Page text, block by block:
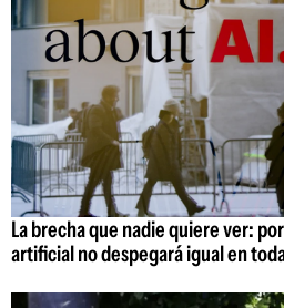
La brecha que nadie quiere ver:
artificial no despegará igual en